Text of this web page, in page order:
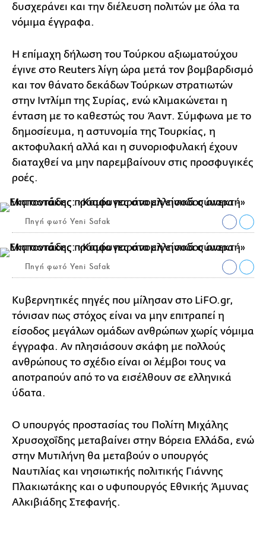
δυσχεράνει και την διέλευση πολιτών με όλα τα
νόμιμα έγγραφα.
Η επίμαχη δήλωση του Τούρκου αξιωματούχου
έγινε στο Reuters λίγη ώρα μετά τον βομβαρδισμό
και τον θάνατο δεκάδων Τούρκων στρατιωτών
στην Ιντλίμπ της Συρίας, ενώ κλιμακώνεται η
ένταση με το καθεστώς του Άαντ. Σύμφωνα με το
δημοσίευμα, η αστυνομία της Τουρκίας, η
ακτοφυλακή αλλά και η συνοριοφυλακή έχουν
διαταχθεί να μην παρεμβαίνουν στις προσφυγικές
ροές.
Πηγή φωτό Yeni Safak
Πηγή φωτό Yeni Safak
Κυβερνητικές πηγές που μίλησαν στο LiFO.gr,
τόνισαν πως στόχος είναι να μην επιτραπεί η
είσοδος μεγάλων ομάδων ανθρώπων χωρίς νόμιμα
έγγραφα. Αν πλησιάσουν σκάφη με πολλούς
ανθρώπους το σχέδιο είναι οι λέμβοι τους να
αποτραπούν από το να εισέλθουν σε ελληνικά
ύδατα.
Ο υπουργός προστασίας του Πολίτη Μιχάλης
Χρυσοχοΐδης μεταβαίνει στην Βόρεια Ελλάδα, ενώ
στην Μυτιλήνη θα μεταβούν ο υπουργός
Ναυτιλίας και νησιωτικής πολιτικής Γιάννης
Πλακιωτάκης και ο υφυπουργός Εθνικής Άμυνας
Αλκιβιάδης Στεφανής.